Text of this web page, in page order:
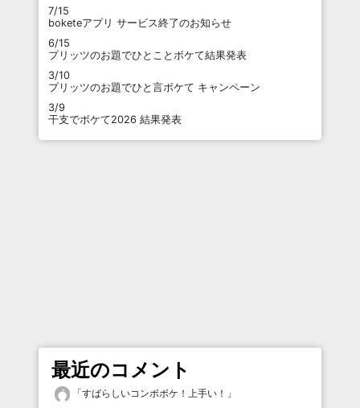
7/15
boketeアプリ サービス終了のお知らせ
6/15
プリッツのお題でひとことボケて結果発表
3/10
プリッツのお題でひと言ボケて キャンペーン
3/9
干支でボケて2026 結果発表
最近のコメント
「すばらしいコンボボケ！上手い！ 」